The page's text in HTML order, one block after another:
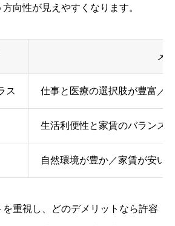
向性が見えやすくなります。
メ
ス 仕事と医療の選択肢が豊富／
生活利便性と家賃のバランス
自然環境が豊か／家賃が安い
重視し、どのデメリットなら許容